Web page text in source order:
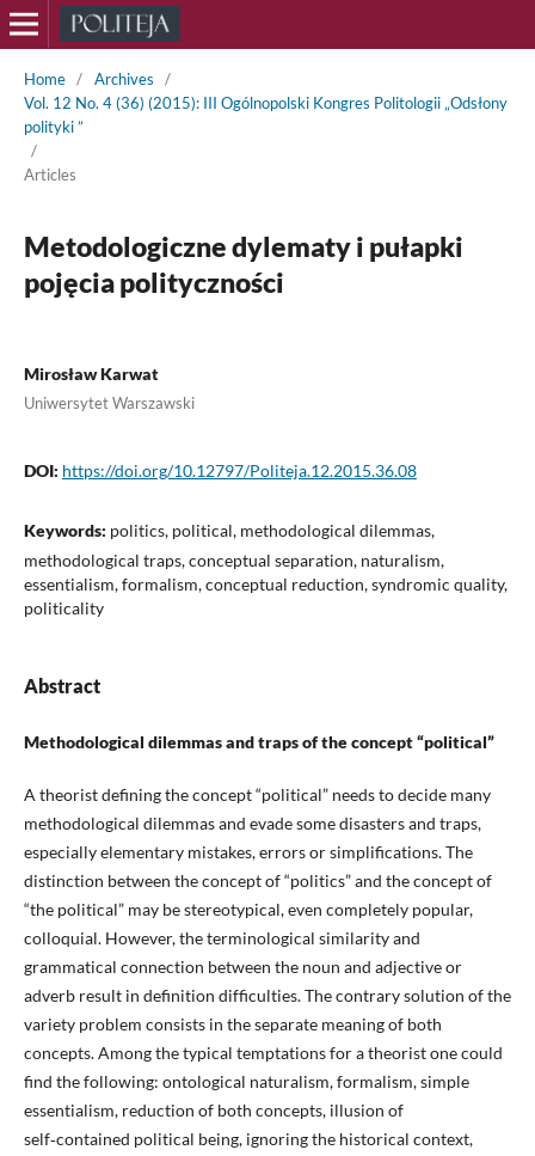
Home / Archives
/
Vol. 12 No. 4 (36) (2015): III Ogólnopolski Kongres Politologii „Odsłony
polityki ”
/
Articles
Metodologiczne dylematy i pułapki
pojęcia polityczności
Mirosław Karwat
Uniwersytet Warszawski
DOI: https://doi.org/10.12797/Politeja.12.2015.36.08
Keywords: politics, political, methodological dilemmas,
methodological traps, conceptual separation, naturalism,
essentialism, formalism, conceptual reduction, syndromic quality,
politicality
Abstract
Methodological dilemmas and traps of the concept “political”
A theorist defining the concept “political” needs to decide many
methodological dilemmas and evade some disasters and traps,
especially elementary mistakes, errors or simplifications. The
distinction between the concept of “politics” and the concept of
“the political” may be stereotypical, even completely popular,
colloquial. However, the terminological similarity and
grammatical connection between the noun and adjective or
adverb result in definition difficulties. The contrary solution of the
variety problem consists in the separate meaning of both
concepts. Among the typical temptations for a theorist one could
find the following: ontological naturalism, formalism, simple
essentialism, reduction of both concepts, illusion of
self‑contained political being, ignoring the historical context,